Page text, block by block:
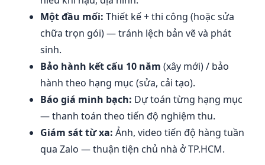
Một đầu mối: Thiết kế + thi công (hoặc sửa
chữa trọn gói) — tránh lệch bản vẽ và phát
sinh.
Bảo hành kết cấu 10 năm (xây mới) / bảo
hành theo hạng mục (sửa, cải tạo).
Báo giá minh bạch: Dự toán từng hạng mục
— thanh toán theo tiến độ nghiệm thu.
Giám sát từ xa: Ảnh, video tiến độ hàng tuần
qua Zalo — thuận tiện chủ nhà ở TP.HCM.